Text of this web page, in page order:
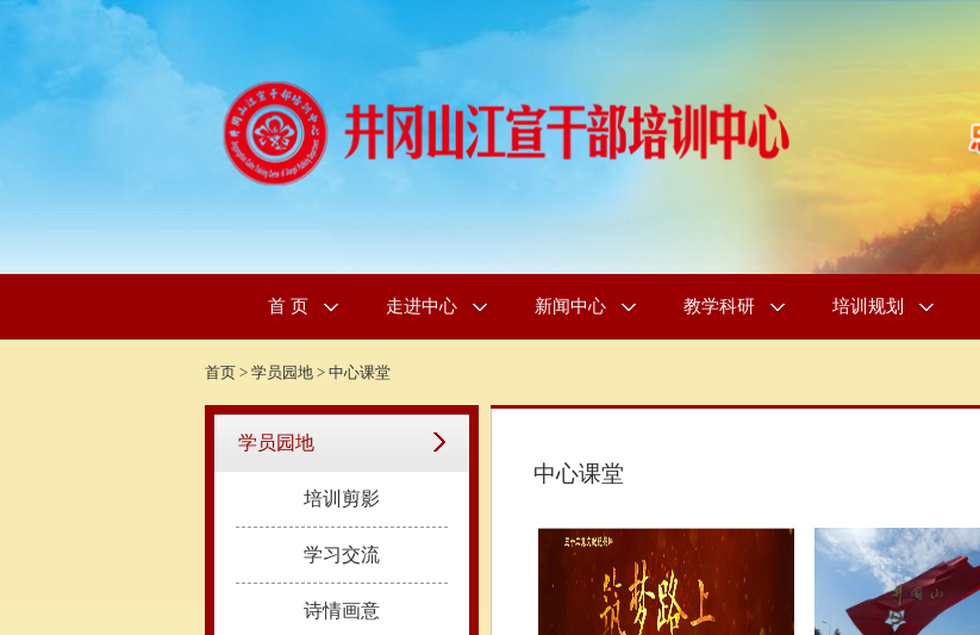
首 页 走进中心 新闻中心 教学科研 培训规划
首页 > 学员园地 > 中心课堂
学员园地
培训剪影
学习交流
诗情画意
中心课堂